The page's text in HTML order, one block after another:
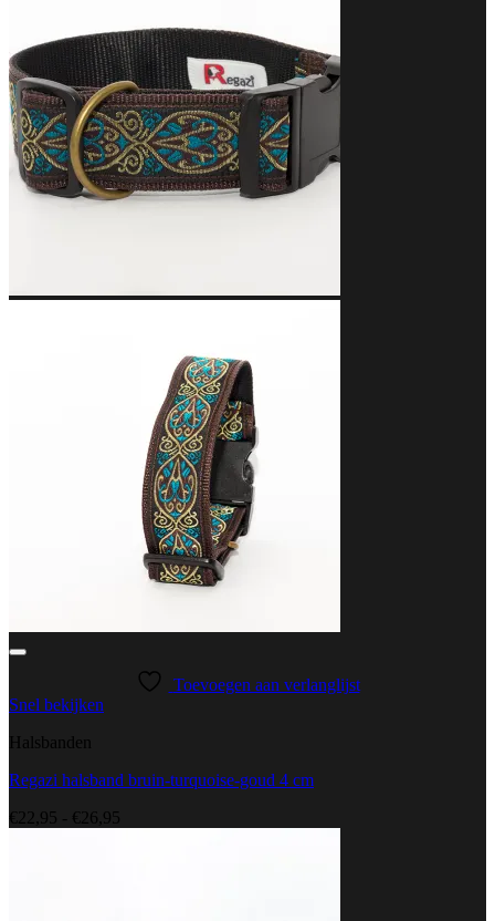
Toevoegen aan verlanglijst
Snel bekijken
Halsbanden
Regazi halsband bruin-turquoise-goud 4 cm
€ 22,95 - € 26,95